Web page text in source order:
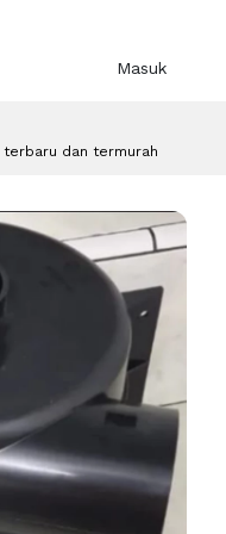
Masuk
terbaru dan termurah